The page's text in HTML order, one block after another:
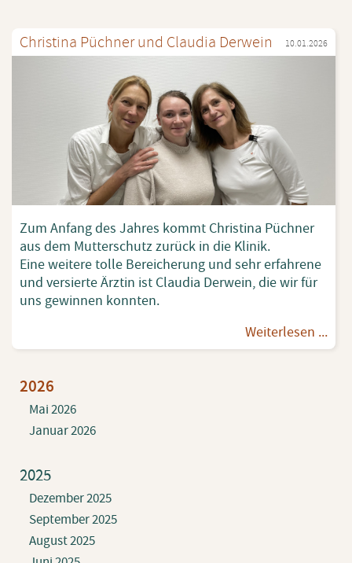
Chris­ti­na Püch­ner und Clau­dia Der­wein 10.01.2026
Zum An­fang des Jah­res kommt Chris­ti­na Püch­ner
aus dem Mut­ter­schutz zu­rück in die Kli­nik.
Eine wei­te­re tolle Be­rei­che­rung und sehr er­fah­re­ne
und ver­sier­te Ärz­tin ist Clau­dia Der­wein, die wir für
uns ge­win­nen konn­ten.
Wei­ter­le­sen ...
2026
Mai 2026
Januar 2026
2025
Dezember 2025
September 2025
August 2025